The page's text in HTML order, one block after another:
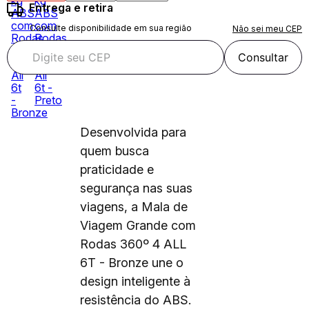
Entrega e retira
Consulte disponibilidade em sua região Não sei meu CEP
Consultar
Desenvolvida para
quem busca
praticidade e
segurança nas suas
viagens, a Mala de
Viagem Grande com
Rodas 360º 4 ALL
6T - Bronze une o
design inteligente à
resistência do ABS.